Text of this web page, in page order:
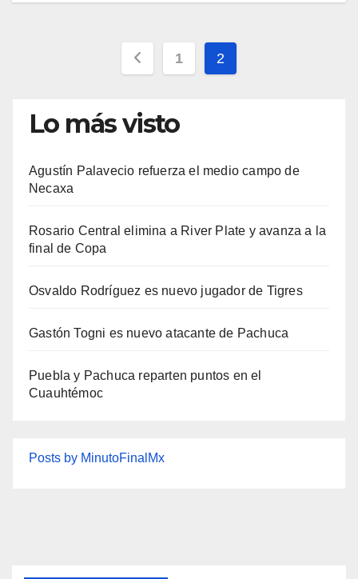
Paginación
entradas
1 2
Lo más visto
Agustín Palavecio refuerza el medio campo de
Necaxa
Rosario Central elimina a River Plate y avanza a la
final de Copa
Osvaldo Rodríguez es nuevo jugador de Tigres
Gastón Togni es nuevo atacante de Pachuca
Puebla y Pachuca reparten puntos en el
Cuauhtémoc
Posts by MinutoFinalMx